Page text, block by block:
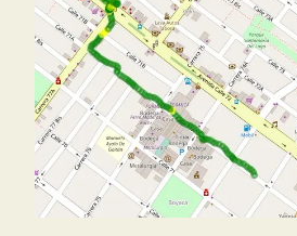
i
c
l
e
t
a
,
V
e